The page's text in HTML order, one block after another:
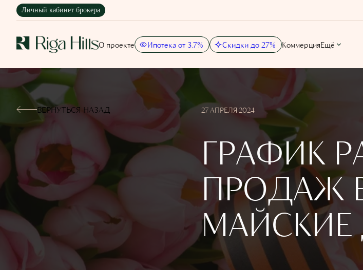
Личный кабинет брокера
О проекте Ипотека от 3.7% Скидки до 27% КоммерцияЕщё
ВЕРНУТЬСЯ НАЗАД 27 АПРЕЛЯ 2024
ГРАФИК
ПРОДАЖ